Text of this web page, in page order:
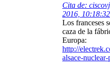
Cita de:
2016,
Los franceses
caza de la
Europa:
http://
alsace-